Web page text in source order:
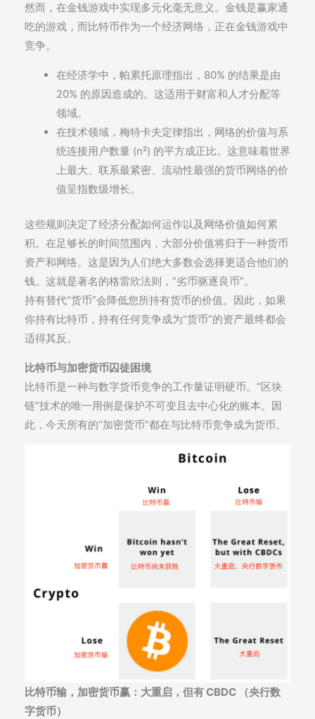
然而，在金钱游戏中实现多元化毫无意义。金钱是赢家通
吃的游戏，而比特币作为一个经济网络，正在金钱游戏中
竞争。
在经济学中，帕累托原理指出，80% 的结果是由
20% 的原因造成的。这适用于财富和人才分配等
领域。
在技术领域，梅特卡夫定律指出，网络的价值与系
统连接用户数量 (n²) 的平方成正比。这意味着世界
上最大、联系最紧密、流动性最强的货币网络的价
值呈指数级增长。
这些规则决定了经济分配如何运作以及网络价值如何累
积。在足够长的时间范围内，大部分价值将归于一种货币
资产和网络。这是因为人们绝大多数会选择更适合他们的
钱。这就是著名的格雷欣法则，“劣币驱逐良币”。
持有替代“货币”会降低您所持有货币的价值。因此，如果
你持有比特币，持有任何竞争成为“货币”的资产最终都会
适得其反。
比特币与加密货币囚徒困境
比特币是一种与数字货币竞争的工作量证明硬币。“区块
链”技术的唯一用例是保护不可变且去中心化的账本。因
此，今天所有的“加密货币”都在与比特币竞争成为货币。
比特币输，加密货币赢：大重启，但有 CBDC （央行数
字货币）